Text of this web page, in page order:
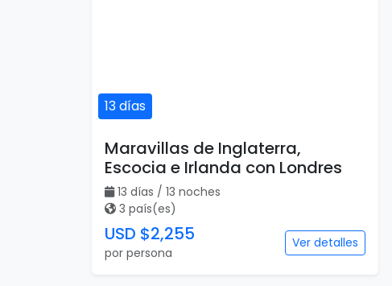
13 días
Maravillas de Inglaterra,
Escocia e Irlanda con Londres
13 días / 13 noches
3 país(es)
USD $2,255
por persona
Ver detalles